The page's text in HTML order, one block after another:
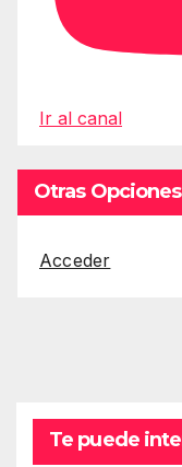
Ir al canal
Otras Opciones
Acceder
Te puede